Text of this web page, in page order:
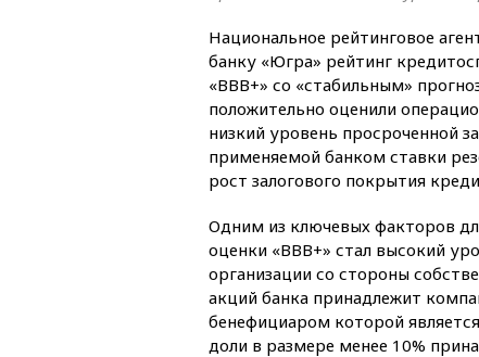
Национальное рейтинговое
банку «Югра» рейтинг
«ВВВ+» со «стабильным»
положительно оценили
низкий уровень просроченной
применяемой банком ставки
рост залогового покрытия
Одним из ключевых факторов
оценки «ВВВ+» стал высокий
организации со стороны
акций банка принадлежит
бенефициаром которой
доли в размере менее 10%